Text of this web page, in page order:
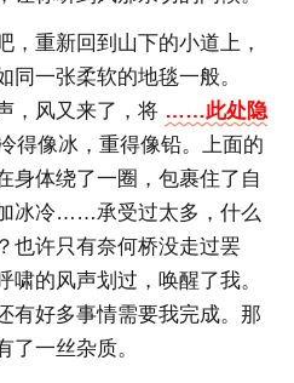
，重新回到山下的小道上，
同一张柔软的地毯一般。
，风又来了，将 ……此处隐
得像冰，重得像铅。上面的
身体绕了一圈，包裹住了自
冰冷……承受过太多，什么
也许只有奈何桥没走过罢
啸的风声划过，唤醒了我。
有好多事情需要我完成。那
了一丝杂质。